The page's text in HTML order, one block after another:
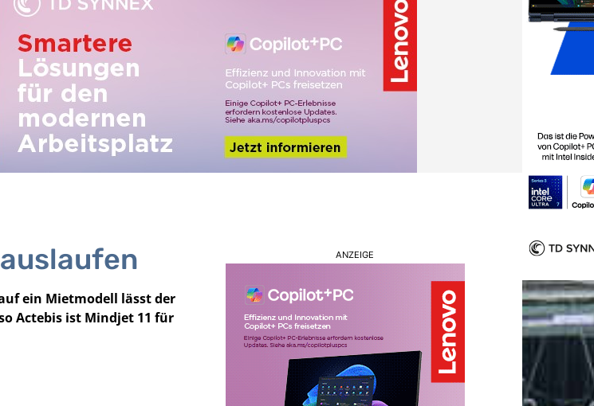
ein Mietmodell lässt der
Actebis ist Mindjet 11 für
ANZEIGE